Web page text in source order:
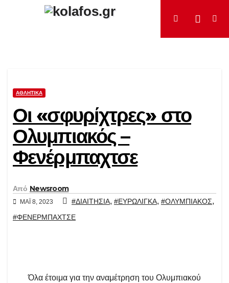
ΑΘΛΗΤΙΚΆ
Οι «σφυρίχτρες» στο
Ολυμπιακός –
Φενέρμπαχτσε
Από Newsroom
ΜΆΙ 8, 2023 #ΔΙΑΙΤΗΣΙΑ, #ΕΥΡΩΛΙΓΚΑ, #ΟΛΥΜΠΙΑΚΟΣ,
#ΦΕΝΕΡΜΠΑΧΤΣΕ
Όλα έτοιμα για την αναμέτρηση του Ολυμπιακού